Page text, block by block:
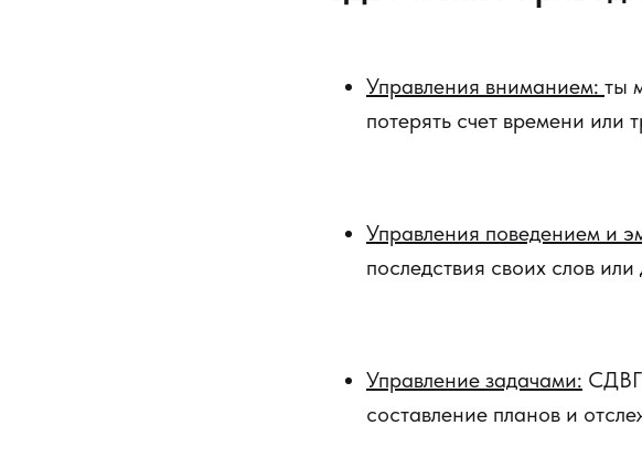
Управления вниманием: ты
потерять счет времени или
Управления поведением и
последствия своих слов или
Управление задачами: СДВГ
составление планов и